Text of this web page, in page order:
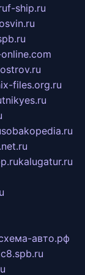
f-ship.ru
files.org.ru
sobakopedia.ru
kalugatur.ru
авто.рф